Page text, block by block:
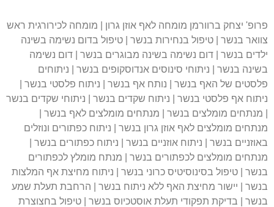
פרופ' יצחק ברוורמן מומחה לאף אוזן גרון | מומחה לכירורגית ראש
צוואר בנשר | טיפול בנחירות בנשר | טיפול בדום נשימה בשינה
ילדים בנשר | דום נשימה בשינה מבוגרים בנשר | דום נשימה
בשינה בנשר | ניתוחי סינוסים אנדוסקופים בנשר | ניתוחים
פלסטים של האף בנשר | נותח אף בנשר | ניתוח פלסטי בנשר |
ניתוח אף פלסטי בנשר | ניתוח שקדים בנשר | ניתוחי שקדים בנשר
| מנתחים מומלצים בנשר | מנתחים מומלצים לאף בנשר |
מנתחים מומלצים לאף אוזן גרון בנשר | ניתוח כפתורים ונוזלים
באוזניים בנשר | ניתוח אוזניים בנשר | ניתוח כפתורים בנשר |
מנתחים מומלצים לכפתורים בנשר | מנתח מומלץ לכפתורים
בנשר | טיפול בסינוסיטיס כרוני בנשר | ניתוח מחיצת אף המלצות
בנשר | יישור מחיצת האף ללא ניתוח בנשר | הרחבת תעלת שמע
בנשר | בדיקת תפקודי תעלת אוסטכיוס בנשר | טיפול בחצוצרת